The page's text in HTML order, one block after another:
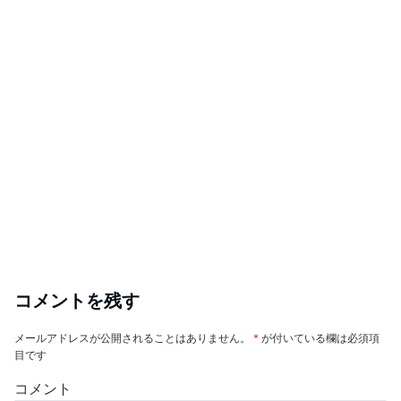
コメントを残す
メールアドレスが公開されることはありません。 * が付いている欄は必須項
目です
コメント